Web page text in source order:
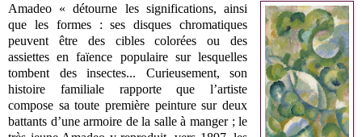
Amadeo « détourne les significations, ainsi
que les formes : ses disques chromatiques
peuvent être des cibles colorées ou des
assiettes en faïence populaire sur lesquelles
tombent des insectes... Curieusement, son
histoire familiale rapporte que l’artiste
compose sa toute première peinture sur deux
battants d’une armoire de la salle à manger ; le